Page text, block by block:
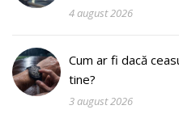
4 august 2026
Cum ar fi dacă
tine?
3 august 2026